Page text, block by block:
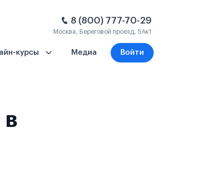
8 (800) 777-70-29
Москва, Береговой проезд, 5Ак1
курсы Медиа Войти